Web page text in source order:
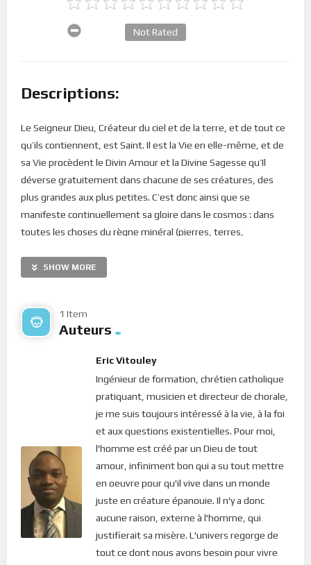
Not Rated
Descriptions:
Le Seigneur Dieu, Créateur du ciel et de la terre, et de tout ce
qu’ils contiennent, est Saint. Il est la Vie en elle-même, et de
sa Vie procèdent le Divin Amour et la Divine Sagesse qu’Il
déverse gratuitement dans chacune de ses créatures, des
plus grandes aux plus petites. C’est donc ainsi que se
manifeste continuellement sa gloire dans le cosmos : dans
toutes les choses du règne minéral (pierres, terres,
règne animal, la présence glorieuse de Dieu se manifeste.
terre!” (Ésaïe 6, 3).
l’adorer dans la beauté de sa création. Oui pour sa gloire, mais
aussi et surtout pour notre joie. Car la nature créée par Dieu
respire sa joie et sa paix. Et cela, on peut l’expérimenter
chaque jour : peu importe le désarroi dans lequel l’on se
trouve, quand on se calme et qu’on contemple la beauté
d’une fleur, elle dégage une joie immense qui nous apaise.
D’ailleurs, le roi David ne disait-il pas : “Belle est la colline, joie
de toute la terre, la montagne de Sion; Le côté septentrional,
c’est la ville du grand roi.” (Psaume 48, 2) ?
Chers frères et soeurs, la science moderne reconnaît les
bienfaits de la naturopathie pour la guérison du corps. Le
SHOW MORE
1 Item
Auteurs
Eric Vitouley
Ingénieur de formation, chrétien catholique
pratiquant, musicien et directeur de chorale,
je me suis toujours intéressé à la vie, à la foi
et aux questions existentielles. Pour moi,
l'homme est créé par un Dieu de tout
amour, infiniment bon qui a su tout mettre
en oeuvre pour qu'il vive dans un monde
juste en créature épanouie. Il n'y a donc
aucune raison, externe à l'homme, qui
justifierait sa misère. L'univers regorge de
tout ce dont nous avons besoin pour vivre